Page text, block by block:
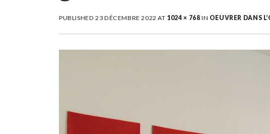
PUBLISHED23 DÉCEMBRE 2022 AT 1024 × 768 IN OEUVRER DANS